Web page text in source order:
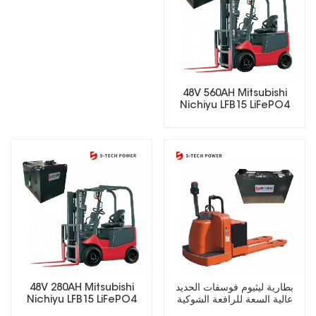
48V 560AH Mitsubishi
Nichiyu LFB15 LiFePO4
48V 280AH Mitsubishi
Nichiyu LFB15 LiFePO4
بطارية ليثيوم فوسفات الحديد
عالية السعة للرافعة الشوكية